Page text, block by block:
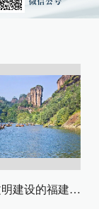
数字生态文明建设的福建路径与启示